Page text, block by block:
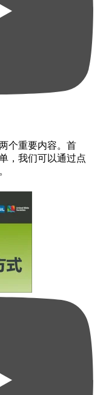
个重要内容。首
，我们可以通过点